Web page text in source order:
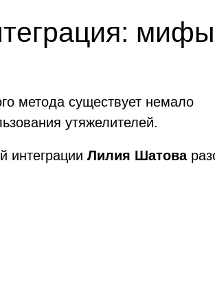
метода существует немало
утяжелителей.
интеграции Лилия Шатова